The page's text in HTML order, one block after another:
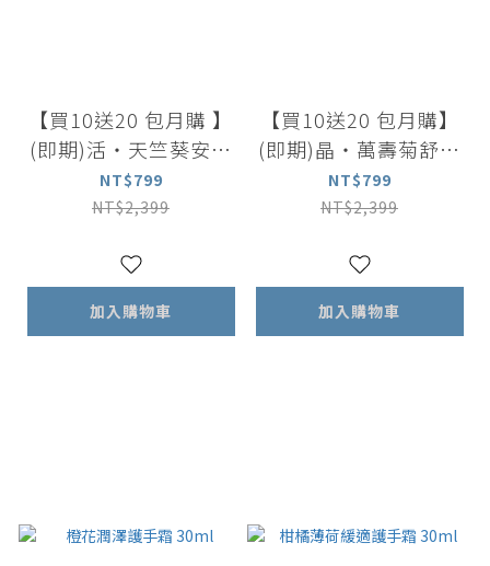
【買10送20 包月購 】
(即期)活・天竺葵安適
凍10包入x1盒｜下單
送安適凍2包入x10盒
NT$799
NT$2,399
加入購物車
【買10送20 包月購】
(即期)晶・萬壽菊舒萌
凍 10包入x1盒｜下單
送舒萌凍2包入x10盒
NT$799
NT$2,399
加入購物車